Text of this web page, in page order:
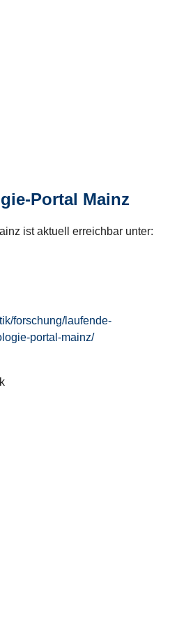
Portal Mainz
ist aktuell erreichbar unter:
forschung/laufende-
portal-mainz/